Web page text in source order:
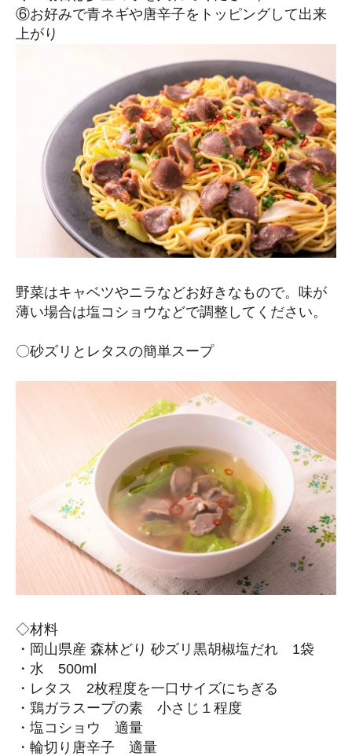
⑥お好みで青ネギや唐辛子をトッピングして出来
上がり
野菜はキャベツやニラなどお好きなもので。味が
薄い場合は塩コショウなどで調整してください。
〇砂ズリとレタスの簡単スープ
◇材料
・岡山県産 森林どり 砂ズリ黒胡椒塩だれ 1袋
・水 500ml
・レタス 2枚程度を一口サイズにちぎる
・鶏ガラスープの素 小さじ１程度
・塩コショウ 適量
・輪切り唐辛子 適量